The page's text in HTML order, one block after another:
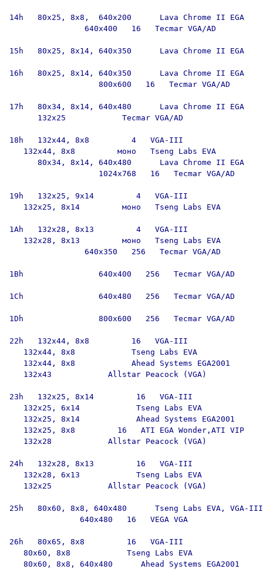
14h   80x25, 8x8,  640x200      Lava Chrome II EGA
                640x400   16   Tecmar VGA/AD
15h   80x25, 8x14, 640x350      Lava Chrome II EGA
16h   80x25, 8x14, 640x350      Lava Chrome II EGA
                   800x600   16   Tecmar VGA/AD
17h   80x34, 8x14, 640x480      Lava Chrome II EGA
      132x25            Tecmar VGA/AD
18h   132x44, 8x8         4   VGA-III
   132x44, 8x8         моно   Tseng Labs EVA
      80x34, 8x14, 640x480      Lava Chrome II EGA
                   1024x768   16   Tecmar VGA/AD
19h   132x25, 9x14         4   VGA-III
   132x25, 8x14         моно   Tseng Labs EVA
1Ah   132x28, 8x13         4   VGA-III
   132x28, 8x13         моно   Tseng Labs EVA
                640x350   256   Tecmar VGA/AD
1Bh                640x400   256   Tecmar VGA/AD
1Ch                640x480   256   Tecmar VGA/AD
1Dh                800x600   256   Tecmar VGA/AD
22h   132x44, 8x8         16   VGA-III
   132x44, 8x8            Tseng Labs EVA
   132x44, 8x8            Ahead Systems EGA2001
   132x43            Allstar Peacock (VGA)
23h   132x25, 8x14         16   VGA-III
   132x25, 6x14            Tseng Labs EVA
   132x25, 8x14            Ahead Systems EGA2001
   132x25, 8x8         16   ATI EGA Wonder,ATI VIP
   132x28            Allstar Peacock (VGA)
24h   132x28, 8x13         16   VGA-III
   132x28, 6x13            Tseng Labs EVA
   132x25            Allstar Peacock (VGA)
25h   80x60, 8x8, 640x480      Tseng Labs EVA, VGA-III
               640x480   16   VEGA VGA
26h   80x65, 8x8         16   VGA-III
   80x60, 8x8            Tseng Labs EVA
   80x60, 8x8, 640x480      Ahead Systems EGA2001